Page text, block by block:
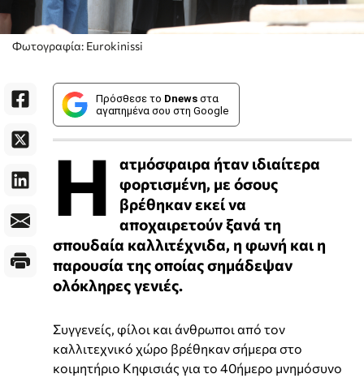
Φωτογραφία: Eurokinissi
Πρόσθεσε το Dnews στα
αγαπημένα σου στη Google
Η
ατμόσφαιρα ήταν ιδιαίτερα
φορτισμένη, με όσους
βρέθηκαν εκεί να
αποχαιρετούν ξανά τη
σπουδαία καλλιτέχνιδα, η φωνή και η
παρουσία της οποίας σημάδεψαν
ολόκληρες γενιές.
Συγγενείς, φίλοι και άνθρωποι από τον
καλλιτεχνικό χώρο βρέθηκαν σήμερα στο
κοιμητήριο Κηφισιάς για το 40ήμερο μνημόσυνο